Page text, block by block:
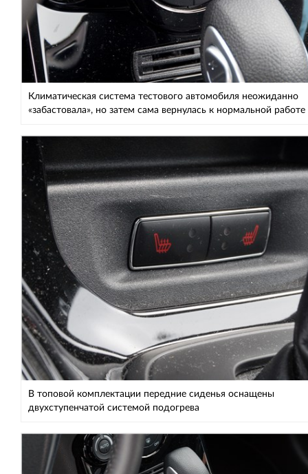
Климатическая система тестового автомобиля неожиданно
«забастовала», но затем сама вернулась к нормальной работе
В топовой комплектации передние сиденья оснащены
двухступенчатой системой подогрева